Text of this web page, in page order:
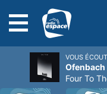
VOUS
Ofenbach
Four To